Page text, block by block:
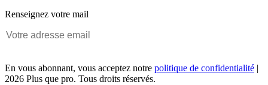
Renseignez votre mail
En vous abonnant, vous acceptez notre politique de confidentialité |
2026 Plus que pro. Tous droits réservés.